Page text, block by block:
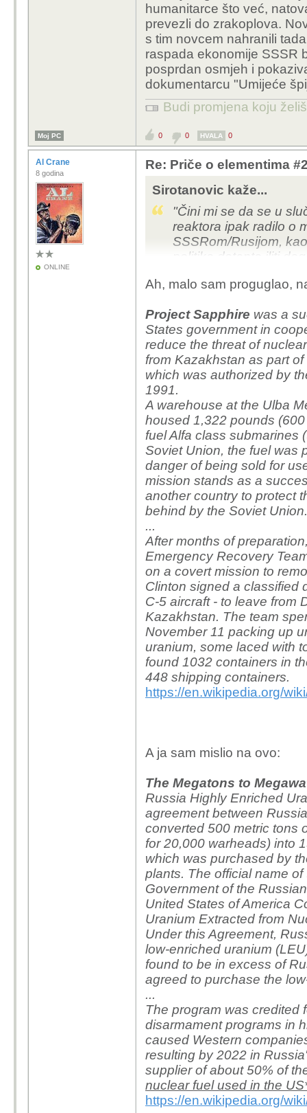
humanitarce što već,
prevezli do zrakoplova.
s tim novcem nahranili
raspada ekonomije SSSR
posprdan osmjeh i
dokumentarcu "Umijeće
Budi promjena koju
Moj PC 0 0 HVALA 0
Al Crane
8 godina
ONLINE
Re: Priče o elementima
Sirotanovic kaže...
"Čini mi se da se u
reaktora ipak radilo o
SSSRom/Rusijom,
politike detanta iliti
uništenja" - reče Al
Moguće da je bio neki
dopustila Kazahstanu.
No to je izgledalo
neke humanitarce što
gorivo i prevezli do
koji su navodno s tim
stanovništvo koje je
Barem tako pričaju
snimki natovarenih
špijuniranja"!
Ah, malo sam proguglao,
Project Sapphire was a
States government in
reduce the threat of
from Kazakhstan as part
which was authorized by
1991.
A warehouse at the Ulba
housed 1,322 pounds
fuel Alfa class submarines
Soviet Union, the fuel was
danger of being sold for
mission stands as a
another country to protect
behind by the Soviet Union.
...
After months of
Emergency Recovery
on a covert mission to
Clinton signed a classified
C-5 aircraft - to leave from
Kazakhstan. The team
November 11 packing up
uranium, some laced with
found 1032 containers in
448 shipping containers.
https://en.wikipedia.org/
A ja sam mislio na ovo:
The Megatons to
Russia Highly Enriched
agreement between
converted 500 metric tons
for 20,000 warheads) into
which was purchased by
plants. The official name
Government of the
United States of America
Uranium Extracted from
Under this Agreement,
low-enriched uranium
found to be in excess of
agreed to purchase the
...
The program was credited
disarmament programs in
caused Western
resulting by 2022 in
supplier of about 50% of
nuclear fuel used in the
https://en.wikipedia.org/